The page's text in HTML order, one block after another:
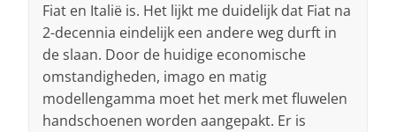
Fiat en Italië is. Het lijkt me duidelijk dat Fiat na
2-decennia eindelijk een andere weg durft in
de slaan. Door de huidige economische
omstandigheden, imago en matig
modellengamma moet het merk met fluwelen
handschoenen worden aangepakt. Er is